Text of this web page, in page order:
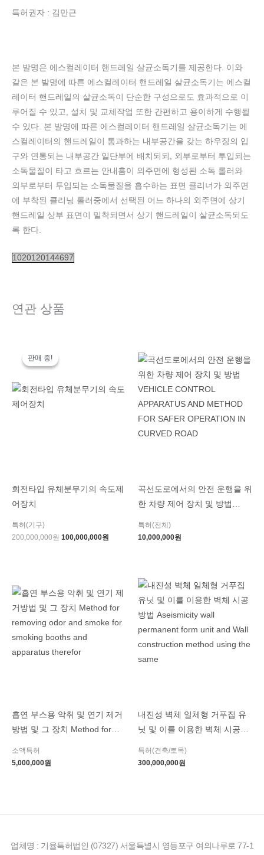
특허권자 : 김만근
본 발명은 에스컬레이터 핸드레일 살균소독기를 제공한다. 이와
같은 본 발명에 따른 에스컬레이터 핸드레일 살균소독기는 에스컬
레이터 핸드레일의 살균소독이 단순한 구성으로도 효과적으로 이
루어질 수 있고, 설치 및 교체작업 또한 간편하고 용이하게 수행될
수 있다. 본 발명에 따른 에스컬레이터 핸드레일 살균소독기는 에
스컬레이터의 핸드레일이 통과하는 내부공간을 갖는 하우징의 입
구와 연통되는 내부공간 일단부에 배치되되, 외부로부터 투입되는
소독물질이 타고 흐르는 안내홈이 외주면에 형성된 소독 롤러와
외부로부터 투입되는 소독물질을 흡수하는 표면 클리너가 외주면
에 부착된 클리닝 롤러중에서 선택된 어느 하나의 외주면에 상기
핸드레일 상부 표면이 밀착되면서 상기 핸드레일이 살균소독되도
록 한다.
1020120144697
연관 상품
판매 중!
판매 중!
회전타입 유체분무기의 속도제
어장치
특허(기구)
200,000,000원
원.
100,000,000원
원.
곡선도로에서의 안전 운행을 위
한 차량 제어 장치 및 방법
APPARATUS AND METHOD
특허(전체)
10,000,000원
흡연 부스용 악취 및 연기 제거
방법 및 그 장치 Method for
smoking booths and
소액특허
5,000,000원
내진성 벽체 일체형 거푸집 유
닛 및 이를 이용한 벽체 시공방
form unit and Wall
특허(건축/토목)
300,000,000원
업체명 : 기율특허법인 (07327) 서울특별시 영등포구 여의나루로 77-1